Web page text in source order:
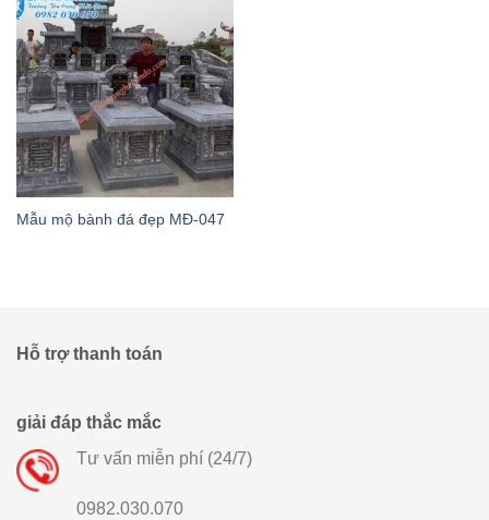
Mẫu mộ bành đá đẹp MĐ-047
Hỗ trợ thanh toán
giải đáp thắc mắc
Tư vấn miễn phí (24/7)
0982.030.070